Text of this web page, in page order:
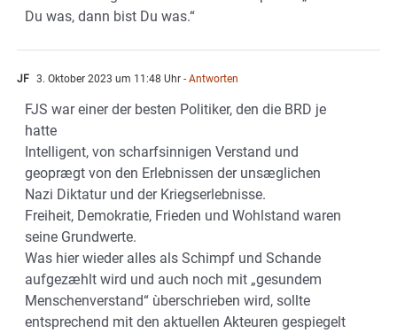
Du was, dann bist Du was.“
JF 3. Oktober 2023 um 11:48 Uhr - Antworten
FJS war einer der besten Politiker, den die BRD je
hatte
Intelligent, von scharfsinnigen Verstand und
geoprægt von den Erlebnissen der unsæglichen
Nazi Diktatur und der Kriegserlebnisse.
Freiheit, Demokratie, Frieden und Wohlstand waren
seine Grundwerte.
Was hier wieder alles als Schimpf und Schande
aufgezæhlt wird und auch noch mit „gesundem
Menschenverstand“ ùberschrieben wird, sollte
entsprechend mit den aktuellen Akteuren gespiegelt